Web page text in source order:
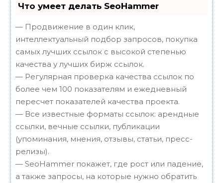
Что умеет делать SeoHammer
— Продвижение в один клик,
интеллектуальный подбор запросов, покупка
самых лучших ссылок с высокой степенью
качества у лучших бирж ссылок.
— Регулярная проверка качества ссылок по
более чем 100 показателям и ежедневный
пересчет показателей качества проекта.
— Все известные форматы ссылок: арендные
ссылки, вечные ссылки, публикации
(упоминания, мнения, отзывы, статьи, пресс-
релизы).
— SeoHammer покажет, где рост или падение,
а также запросы, на которые нужно обратить